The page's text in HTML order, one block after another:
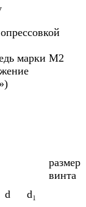
марки М2
размер
винта
d d₁